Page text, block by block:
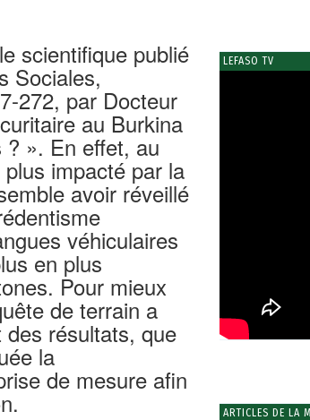
scientifique publié
Sociales,
272, par Docteur
au Burkina
? ». En effet, au
impacté par la
avoir réveillé
véhiculaires
en plus
Pour mieux
de terrain a
résultats, que
la
de mesure afin
LEFASO TV
ARTICLES DE LA